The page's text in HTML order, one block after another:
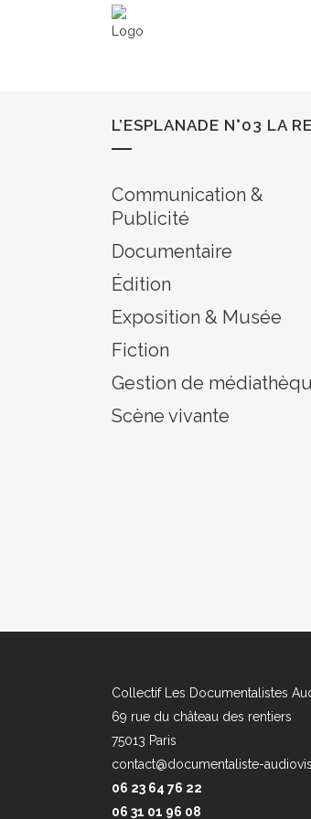
L’ESPLANADE N°03 LA
Communication &
Publicité
Documentaire
Édition
Exposition & Musée
Fiction
Gestion de
Scène vivante
Collectif Les Documentalistes
69 rue du château des rentiers
75013 Paris
contact@documentaliste-
06 23 64 76 22
06 31 01 96 08